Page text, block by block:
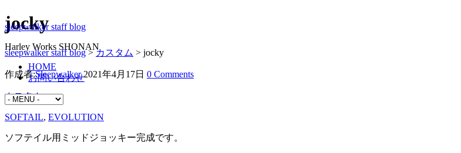
sleepwalker staff blog
Harley Works SHONAN
HOME
お問い合わせ
jocky
sleepwalker staff blog> カスタム > jocky
作成者:Sleepwalker 2021年4月17日 0 Comments
カスタム
SOFTAIL, EVOLUTION
ソフテイル用ミッドジョッキー完成です。